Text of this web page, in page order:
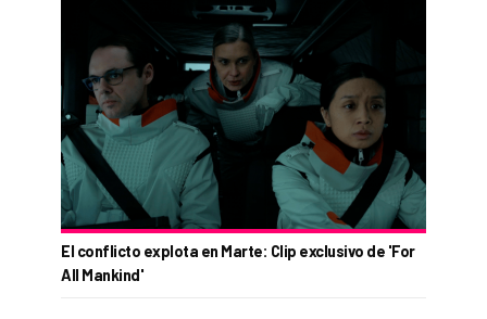
El conflicto explota en Marte: Clip exclusivo de 'For
All Mankind'